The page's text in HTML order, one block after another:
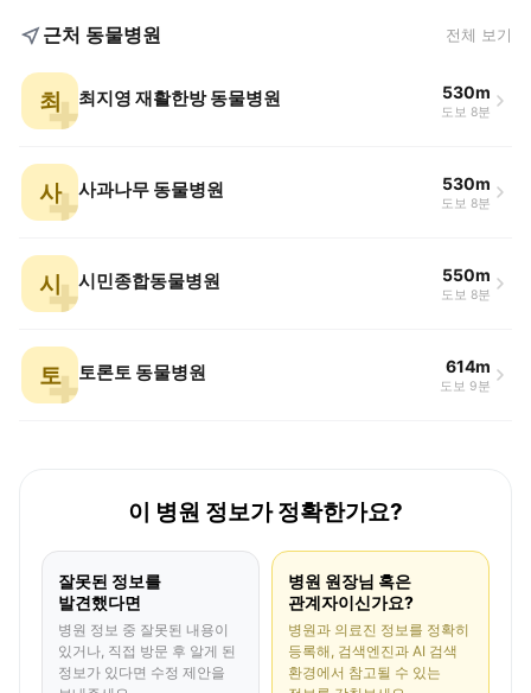
근처 동물병원 전체 보기
최 최지영 재활한방 동물병원 530m
도보 8분
사 사과나무 동물병원 530m
도보 8분
시 시민종합동물병원 550m
도보 8분
토 토론토 동물병원 614m
도보 9분
이 병원 정보가 정확한가요?
잘못된 정보를
발견했다면
병원 정보 중 잘못된 내용이
있거나, 직접 방문 후 알게 된
정보가 있다면 수정 제안을
병원 원장님 혹은
관계자이신가요?
병원과 의료진 정보를 정확히
등록해, 검색엔진과 AI 검색
환경에서 참고될 수 있는